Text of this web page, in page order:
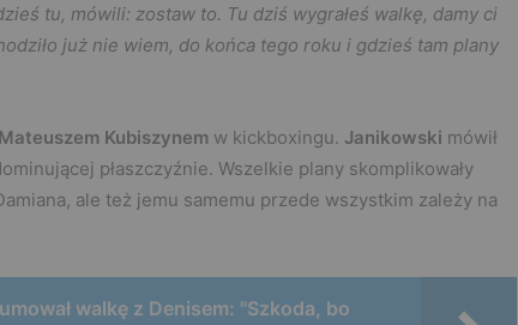
tu, mówili: zostaw to. Tu dziś wygrałeś walkę, damy ci
już nie wiem, do końca tego roku i gdzieś tam plany
Mateuszem Kubiszynem w kickboxingu. Janikowski mówił
płaszczyźnie. Wszelkie plany skomplikowały
ale też jemu samemu przede wszystkim zależy na
walkę z Denisem: "Szkoda, bo